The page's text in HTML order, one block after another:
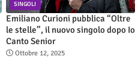
SINGOLI
Emiliano Curioni pubblica “Oltre
le stelle”, il nuovo singolo dopo Io
Canto Senior
Ottobre 12, 2025